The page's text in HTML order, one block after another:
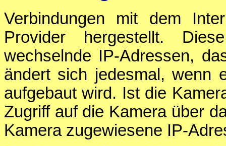
Verbindungen mit dem
Provider hergestellt.
wechselnde IP-Adressen,
ändert sich jedesmal, wenn
aufgebaut wird. Ist die
Zugriff auf die Kamera über
Kamera zugewiesene IP-